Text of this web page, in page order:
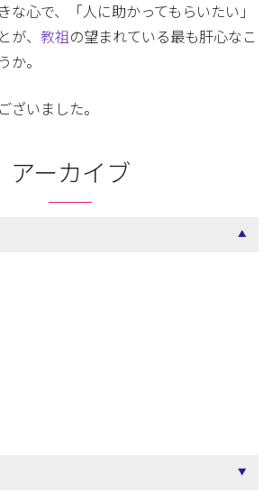
な心で、「人に助かってもらいたい」
が、 教祖 の望まれている最も肝心なこ
か。
ざいました。
アーカイブ